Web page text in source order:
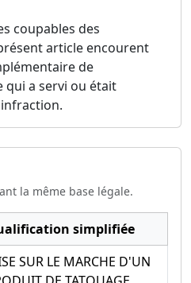
coupables des
article encourent
de
qui a servi ou était
la même base légale.
simplifiée
SUR LE MARCHE D'UN